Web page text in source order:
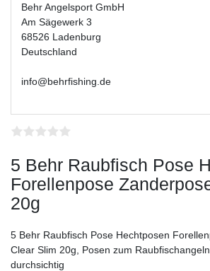
Behr Angelsport GmbH
Am Sägewerk 3
68526 Ladenburg
Deutschland
info@behrfishing.de
5 Behr Raubfisch Pose
Forellenpose
20g
5 Behr Raubfisch Pose Hechtposen
Clear Slim 20g, Posen zum
durchsichtig